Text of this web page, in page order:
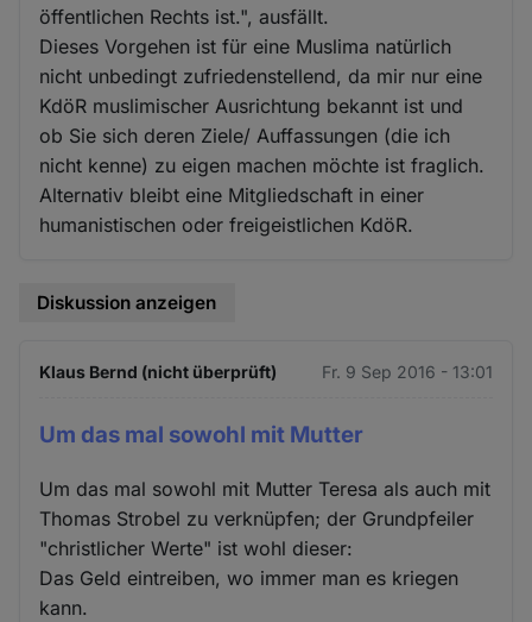
öffentlichen Rechts ist.", ausfällt.
Dieses Vorgehen ist für eine Muslima natürlich
nicht unbedingt zufriedenstellend, da mir nur eine
KdöR muslimischer Ausrichtung bekannt ist und
ob Sie sich deren Ziele/ Auffassungen (die ich
nicht kenne) zu eigen machen möchte ist fraglich.
Alternativ bleibt eine Mitgliedschaft in einer
humanistischen oder freigeistlichen KdöR.
Diskussion anzeigen
Klaus Bernd (nicht überprüft) Fr. 9 Sep 2016 - 13:01
Um das mal sowohl mit Mutter
Um das mal sowohl mit Mutter Teresa als auch mit
Thomas Strobel zu verknüpfen; der Grundpfeiler
"christlicher Werte" ist wohl dieser:
Das Geld eintreiben, wo immer man es kriegen
kann.